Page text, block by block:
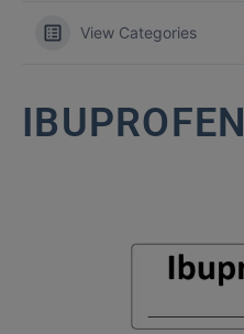
View Categories
IBUPROFEN